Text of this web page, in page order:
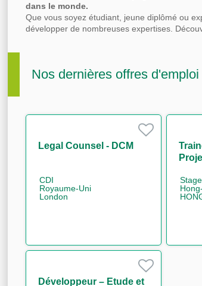
dans le monde.
Que vous soyez étudiant, jeune diplômé ou
développer de nombreuses expertises.
Nos dernières offres d'emploi
Legal Counsel - DCM
CDI
Royaume-Uni
London
Stage
Développeur – Etude et